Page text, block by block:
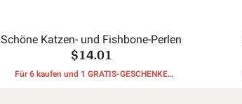
Schöne Katzen- und Fishbone-Perlen
$14.01
Für 6 kaufen und 1 GRATIS-GESCHENKE